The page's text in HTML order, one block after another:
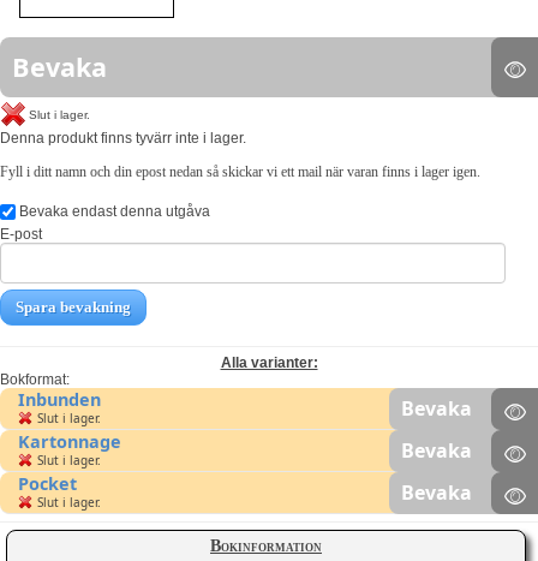
Bokinformation
Bevaka
Slut i lager.
Denna produkt finns tyvärr inte i lager.
Fyll i ditt namn och din epost nedan så skickar vi ett mail när varan finns i lager igen.
Bevaka endast denna utgåva
E-post
Spara bevakning
Alla varianter:
Bokformat:
Inbunden
Slut i lager. Bevaka
Kartonnage
Slut i lager. Bevaka
Pocket
Slut i lager. Bevaka